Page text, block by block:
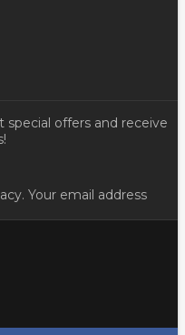
offers and receive
Your email address